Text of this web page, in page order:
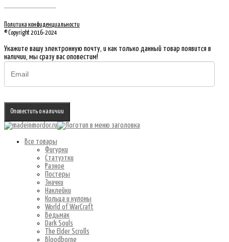
Политика конфиденциальности
© Copyright 2016-2024
Укажите вашу электронную почту, и как только данный товар появится в
наличии, мы сразу вас оповестим!
Оповестить о наличии
Все товары
Фигурки
Статуэтки
Разное
Постеры
Значки
Наклейки
Кольца и кулоны
World of WarCraft
Ведьмак
Dark Souls
The Elder Scrolls
Bloodborne